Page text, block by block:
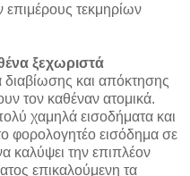
επιμέρους τεκμηρίων
ξεχωριστά
διαβίωσης και απόκτησης
τον καθέναν ατομικά.
χαμηλά εισοδήματα και
φορολογητέο εισόδημα σε
καλύψει την επιπλέον
επικαλούμενη τα